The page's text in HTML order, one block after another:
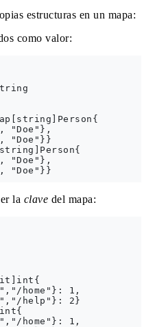
estructuras en un mapa:
como valor:
"Doe"},
"Doe"}}
"Doe"},
la clave del mapa:
home"}: 1,
help"}: 2}
home"}: 1,